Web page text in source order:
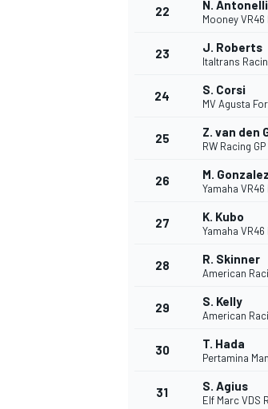
ENDURANCE/GT
22 N. Antonelli
Mooney VR46
23 J. Roberts
Italtrans
24 S. Corsi
MV Agusta
25 Z. van den
RW Racing GP
26 M. Gonzalez
Yamaha
27 K. Kubo
Yamaha
28 R. Skinner
American
29 S. Kelly
American
30 T. Hada
Pertamina
31 S. Agius
Elf Marc VDS